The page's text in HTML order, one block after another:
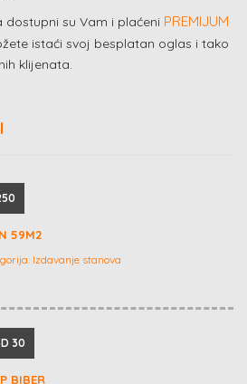
su Vam i plaćeni PREMIJUM
istaći svoj besplatan oglas i tako
klijenata.
59M2
Izdavanje stanova
30
BIBER